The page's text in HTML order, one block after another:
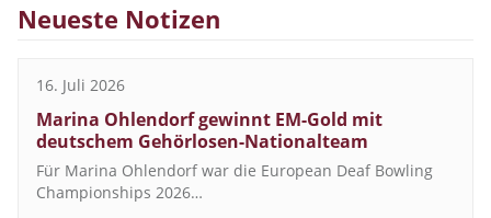
Neueste Notizen
16. Juli 2026
Marina Ohlendorf gewinnt EM-Gold mit
deutschem Gehörlosen-Nationalteam
Für Marina Ohlendorf war die European Deaf Bowling
Championships 2026…